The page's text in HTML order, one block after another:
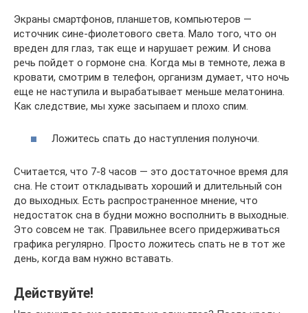
Экраны смартфонов, планшетов, компьютеров —
источник сине-фиолетового света. Мало того, что он
вреден для глаз, так еще и нарушает режим. И снова
речь пойдет о гормоне сна. Когда мы в темноте, лежа в
кровати, смотрим в телефон, организм думает, что ночь
еще не наступила и вырабатывает меньше мелатонина.
Как следствие, мы хуже засыпаем и плохо спим.
Ложитесь спать до наступления полуночи.
Считается, что 7-8 часов — это достаточное время для
сна. Не стоит откладывать хороший и длительный сон
до выходных. Есть распространенное мнение, что
недостаток сна в будни можно восполнить в выходные.
Это совсем не так. Правильнее всего придерживаться
графика регулярно. Просто ложитесь спать не в тот же
день, когда вам нужно вставать.
Действуйте!